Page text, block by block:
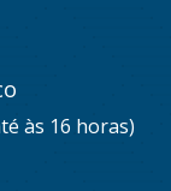
às 16 horas)